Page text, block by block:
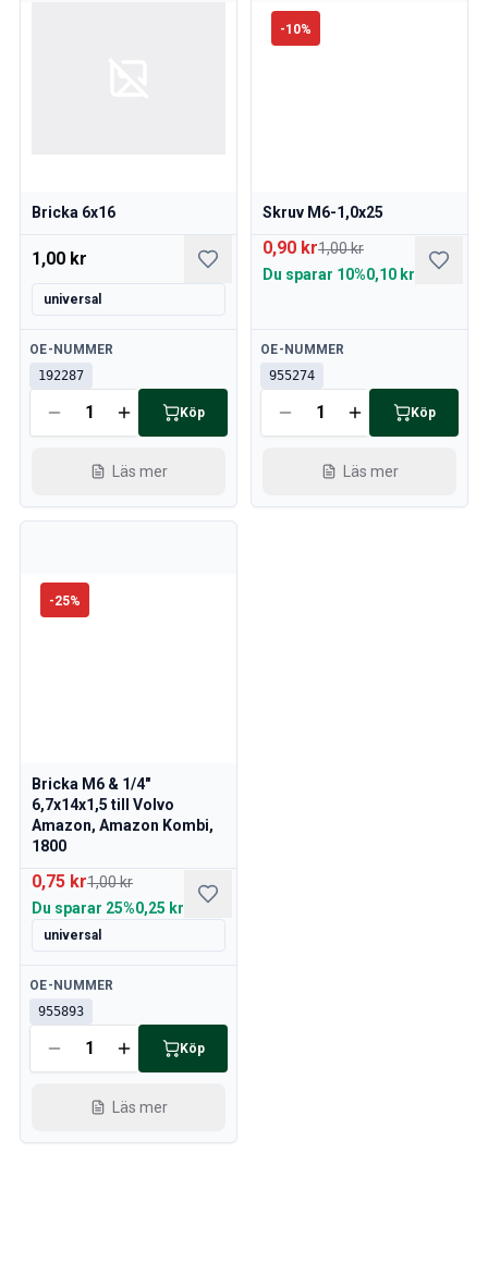
Bricka 6x16
1,00 kr
universal
Tillgänglig
OE-NUMMER
192287
Köp
Läs mer
-10%
Skruv M6-1,0x25
0,90 kr1,00 kr
Du sparar 10%0,10 kr
Tillgänglig
OE-NUMMER
955274
Köp
Läs mer
-25%
Bricka M6 & 1/4"
6,7x14x1,5 till Volvo
Amazon, Amazon Kombi,
1800
0,75 kr1,00 kr
Du sparar 25%0,25 kr
universal
Tillgänglig
OE-NUMMER
955893
Köp
Läs mer